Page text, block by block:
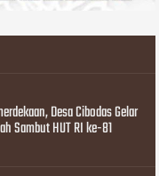
Desa Cibodas Gelar
Sambut HUT RI ke-81